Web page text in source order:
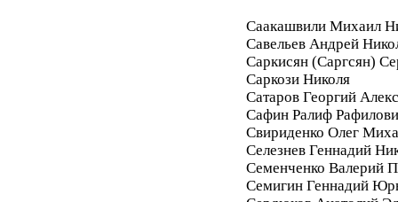
Саакашвили Михаил
Савельев Андрей
Саркисян (Саргсян)
Саркози Николя
Сатаров Георгий
Сафин Ралиф
Свириденко Олег
Селезнев Геннадий
Семенченко Валерий
Семигин Геннадий